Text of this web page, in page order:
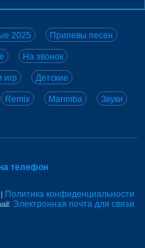
2025 Припевы песен
На звонок
игр Детские
Remix Marimba Звуки
телефон
| Политика конфиденциальности
Электронная почта для связи